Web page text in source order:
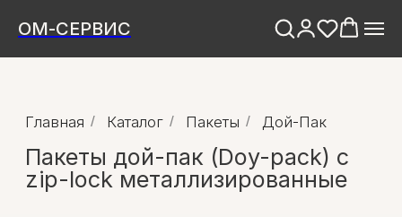
ОМ-СЕРВИС
Пакеты дой-пак (Doy-pack) с
zip-lock металлизированные